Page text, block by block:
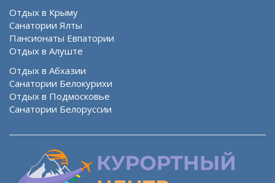
Отдых в Крыму
Санатории Ялты
Пансионаты Евпатории
Отдых в Алуште
Отдых в Абхазии
Санатории Белокурихи
Отдых в Подмосковье
Санатории Белоруссии